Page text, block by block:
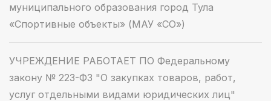
муниципального образования город Тула
«Спортивные объекты» (МАУ «СО»)
УЧРЕЖДЕНИЕ РАБОТАЕТ ПО Федеральному
закону № 223-ФЗ "О закупках товаров, работ,
услуг отдельными видами юридических лиц"